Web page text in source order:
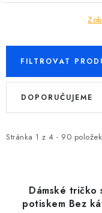
FILTROVAT
V
i
Stránka 1 z 4 - 90
Ř
e
DOPORUČUJEME
Dámské tričko
potiskem Bez